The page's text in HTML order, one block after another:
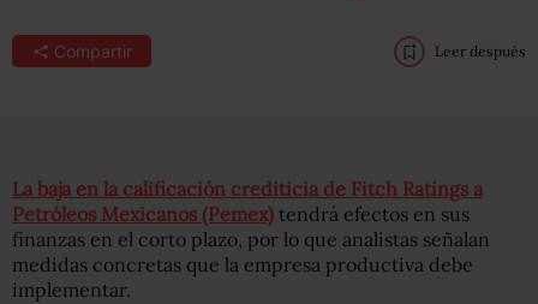
Compartir Leer después
La baja en la calificación crediticia de Fitch Ratings a
Petróleos Mexicanos (Pemex) tendrá efectos en sus
finanzas en el corto plazo, por lo que analistas señalan
medidas concretas que la empresa productiva debe
implementar.